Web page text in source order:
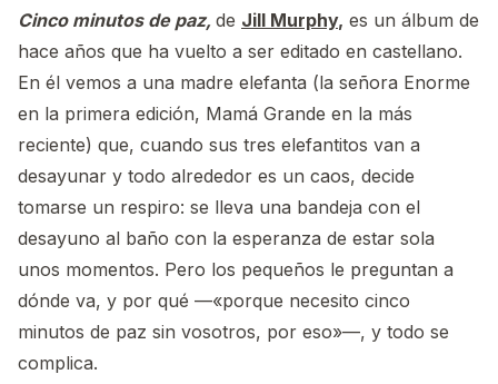
Cinco minutos de paz, de Jill Murphy, es un álbum de
hace años que ha vuelto a ser editado en castellano.
En él vemos a una madre elefanta (la señora Enorme
en la primera edición, Mamá Grande en la más
reciente) que, cuando sus tres elefantitos van a
desayunar y todo alrededor es un caos, decide
tomarse un respiro: se lleva una bandeja con el
desayuno al baño con la esperanza de estar sola
unos momentos. Pero los pequeños le preguntan a
dónde va, y por qué —«porque necesito cinco
minutos de paz sin vosotros, por eso»—, y todo se
complica.